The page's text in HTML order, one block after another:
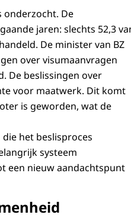
onderzocht. De
jaren: slechts 52,3
De minister van BZ
over visumaanvragen
De beslissingen over
voor maatwerk. Dit komt
is geworden, wat de
het beslisproces
systeem
een nieuw aandachtspunt